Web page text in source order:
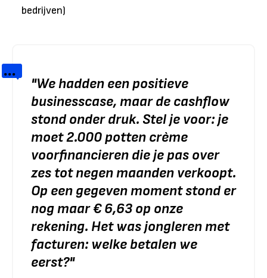
bedrijven)
"We hadden een positieve
businesscase, maar de cashflow
stond onder druk. Stel je voor: je
moet 2.000 potten crème
voorfinancieren die je pas over
zes tot negen maanden verkoopt.
Op een gegeven moment stond er
nog maar € 6,63 op onze
rekening. Het was jongleren met
facturen: welke betalen we
eerst?"